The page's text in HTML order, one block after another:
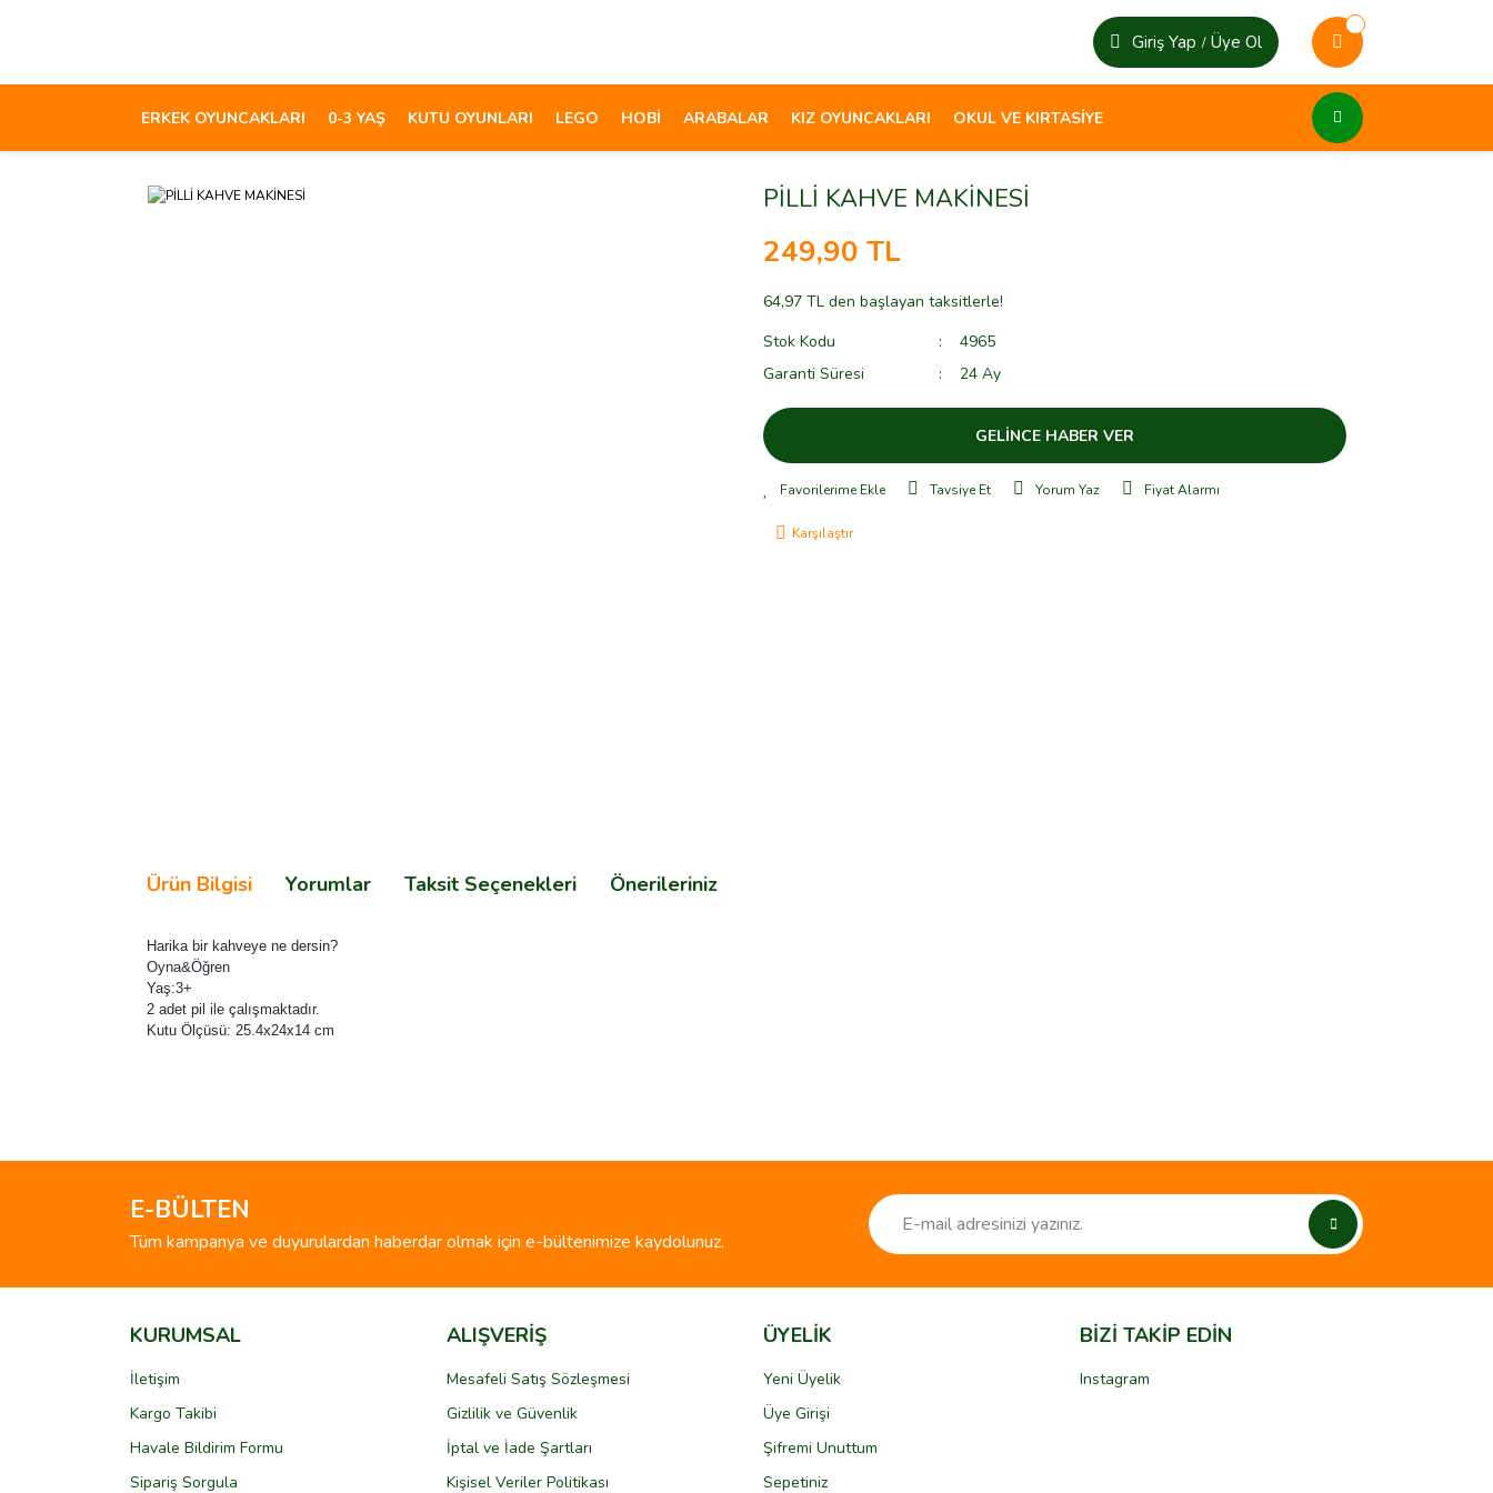
Giriş Yap / Üye Ol
ERKEK OYUNCAKLARI 0-3 YAŞ KUTU OYUNLARI LEGO HOBİ ARABALAR KIZ OYUNCAKLARI OKUL VE KIRTASİYE
PİLLİ KAHVE MAKİNESİ
249,90 TL
64,97 TL den başlayan taksitlerle!
Stok Kodu
4965
Garanti Süresi
24 Ay
GELİNCE HABER VER
Tavsiye Et Yorum Yaz Fiyat Alarmı
Karşılaştır
Ürün Bilgisi Yorumlar Taksit Seçenekleri Önerileriniz
Harika bir kahveye ne dersin?
Oyna&Öğren
Yaş:3+
2 adet pil ile çalışmaktadır.
Kutu Ölçüsü: 25.4x24x14 cm
Ürün resmi kalitesiz, bozuk veya görüntülenemiyor.
Bu ürüne benzer farklı alternatifler olmalı.
E-BÜLTEN
Tüm kampanya ve duyurulardan haberdar olmak için e-bültenimize kaydolunuz.
KURUMSAL
İletişim
Kargo Takibi
Havale Bildirim Formu
Sipariş Sorgula
ALIŞVERİŞ
Mesafeli Satış Sözleşmesi
Gizlilik ve Güvenlik
İptal ve İade Şartları
Kişisel Veriler Politikası
ÜYELİK
Yeni Üyelik
Üye Girişi
Şifremi Unuttum
Sepetiniz
BİZİ TAKİP EDİN
Instagram